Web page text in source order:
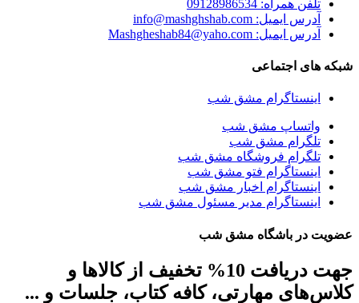
تلفن همراه: 09128986534
آدرس ایمیل: info@mashghshab.com
آدرس ایمیل: Mashgheshab84@yaho.com
شبکه های اجتماعی
اینستاگرام مشق شب
واتساپ مشق شب
تلگرام مشق شب
تلگرام فروشگاه مشق شب
اینستاگرام فتو مشق شب
اینستاگرام اخبار مشق شب
اینستاگرام مدیر مسئول مشق شب
عضویت در باشگاه مشق شب
جهت دریافت 10% تخفیف از کالاها و
کلاس‌های مهارتی، کافه کتاب، جلسات و ...